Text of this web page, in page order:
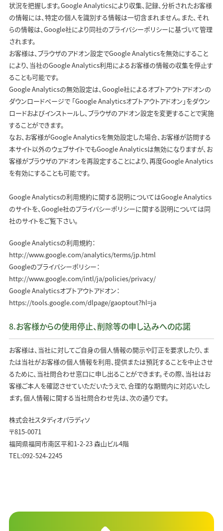
状況を把握します。Google Analyticsにより収集、記録、分析されたお客様
の情報には、特定の個人を識別する情報は一切含まれません。また、それ
らの情報は、Google社により同社のプライバシーポリシーに基づいて管理
されます。
お客様は、ブラウザのアドオン設定でGoogle Analyticsを無効にすること
により、当社のGoogle Analytics利用によるお客様の情報の収集を停止す
ることも可能です。
Google Analyticsの無効設定は、Google社によるオプトアウトアドオンの
ダウンロードページで 「Google Analyticsオプトアウトアドオン」をダウン
ロードおよびインストールし、ブラウザのアドオン設定を変更することで実施
することができます。
なお、お客様がGoogle Analyticsを無効設定した場合、お客様が訪問する
本サイト以外のウェブサイトでもGoogle Analyticsは無効になりますが、お
客様がブラウザのアドオンを再設定することにより、再度Google Analytics
を有効にすることも可能です。
Google Analyticsの利用規約に関する説明についてはGoogle Analytics
のサイトを、Google社のプライバシーポリシーに関する説明については同
社のサイトをご覧下さい。
Google Analyticsの利用規約：
http://www.google.com/analytics/terms/jp.html
Googleのプライバシーポリシー：
http://www.google.com/intl/ja/policies/privacy/
Google Analyticsオプトアウトアドオン：
https://tools.google.com/dlpage/gaoptout?hl=ja
8.お客様からの使用停止、削除等の申し込みへの応諾
お客様は、当社に対してご自身の個人情報の開示や訂正を要求したり、ま
たは当社がお客様の個人情報を利用、提供または預託することを中止させ
るために、当社問合わせ窓口に申し出ることができます。その際、当社はお
客様ご本人を確認させていただいたうえで、合理的な期間内に対応いたし
ます。個人情報に関する当社問合わせ先は、次の通りです。
株式会社スタディオパラディソ
〒815-0071
福岡県福岡市南区平和1-2-23 森山ビル4階
TEL:092-524-2245